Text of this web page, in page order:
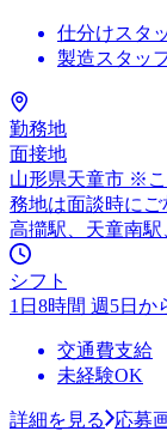
仕分けスタ
製造スタッ
勤務地
面接地
山形県天童市 ※
務地は面談時にご
高擶駅、天童南駅
シフト
1日8時間 週5日か
交通費支給
未経験OK
詳細を見る 応募